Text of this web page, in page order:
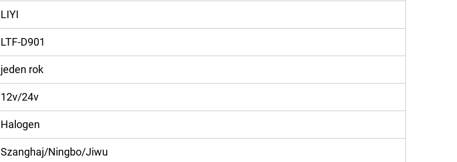
LIYI
LTF-D901
jeden rok
12v/24v
Halogen
Szanghaj/Ningbo/Jiwu